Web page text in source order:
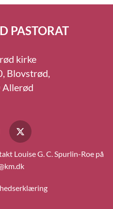
PASTORAT
kirke
Blovstrød,
Louise G. C. Spurlin-Roe på